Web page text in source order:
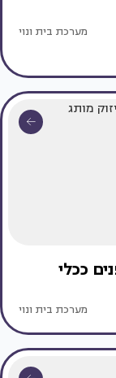
מערכת בית ונוי
ככלי
מערכת בית ונוי